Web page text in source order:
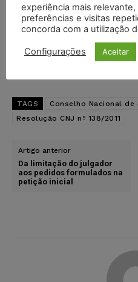
Pinterest
E-mail
TAGS
Conselho Nacional de
Resolução CNJ nº 138/2011
Artigo anterior
Da limitação do julgador
aos pedidos formulados na
petição inicial
experiência mais
preferências e visitas
concorda com a utilização
Configurações Aceitar